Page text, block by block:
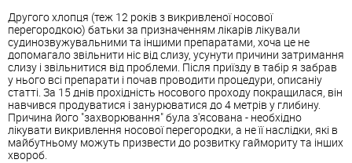
Другого хлопця (теж 12 років з викривленої носової
перегородкою) батьки за призначенням лікарів лікували
судинозвужувальними та іншими препаратами, хоча це не
допомагало звільнити ніс від слизу, усунути причини затримання
слизу і звільнитися від проблеми. Після приїзду в табір я забрав
у нього всі препарати і почав проводити процедури, описаніу
статті. За 15 днів прохідність носового проходу покращилася, він
навчився продуватися і занурюватися до 4 метрів у глибину.
Причина його "захворювання" була з'ясована - необхідно
лікувати викривлення носової перегородки, а не її наслідки, які в
майбутньому можуть призвести до розвитку гаймориту та інших
хвороб.